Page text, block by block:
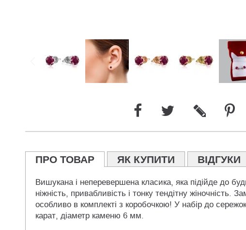
ПРО ТОВАР ЯК КУПИТИ ВІДГУКИ
Вишукана і неперевершена класика, яка підійде до
ніжність, привабливість і тонку тендітну
особливо в комплекті з коробочкою! У набір до
карат, діаметр каменю 6 мм.